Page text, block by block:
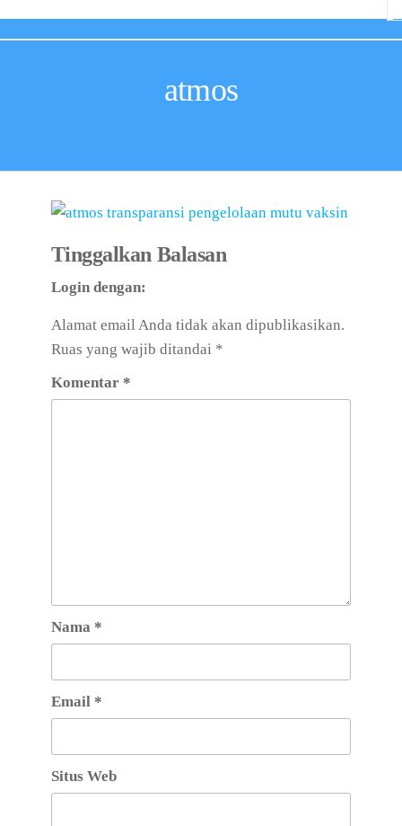
atmos
Tinggalkan Balasan
Login dengan:
Alamat email Anda tidak akan dipublikasikan.
Ruas yang wajib ditandai *
Komentar *
Nama *
Email *
Situs Web